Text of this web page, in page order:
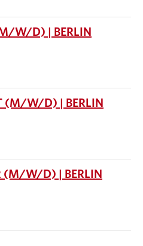
W/D) | BERLIN
(M/W/D) | BERLIN
(M/W/D) | BERLIN